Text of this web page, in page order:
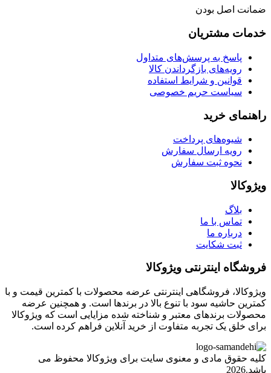
ضمانت اصل بودن
خدمات مشتریان
پاسخ به پرسش‌های متداول
رویه‌های بازگرداندن کالا
قوانین و شرایط استفاده
سیاست حریم خصوصی
راهنمای خرید
شیوه‌های پرداخت
رویه ارسال سفارش
نحوه ثبت سفارش
ویژوکالا
بلاگ
تماس با ما
درباره ما
ثبت شکایت
فروشگاه اینترنتی ویژوکالا
ویژوکالا، فروشگاهی اینترنتی عرضه محصولات با کمترین قیمت و با
کمترین حاشیه سود با تنوع بالا در برندها است. و همچنین عرضه
محصولات برندهای معتبر و شناخته شده مزایایی است که ویژوکالا
برای خلق یک تجربه متفاوت از خرید آنلاین فراهم کرده است.
کلیه حقوق مادی و معنوی سایت برای ویژوکالا محفوظ می
باشد.2026